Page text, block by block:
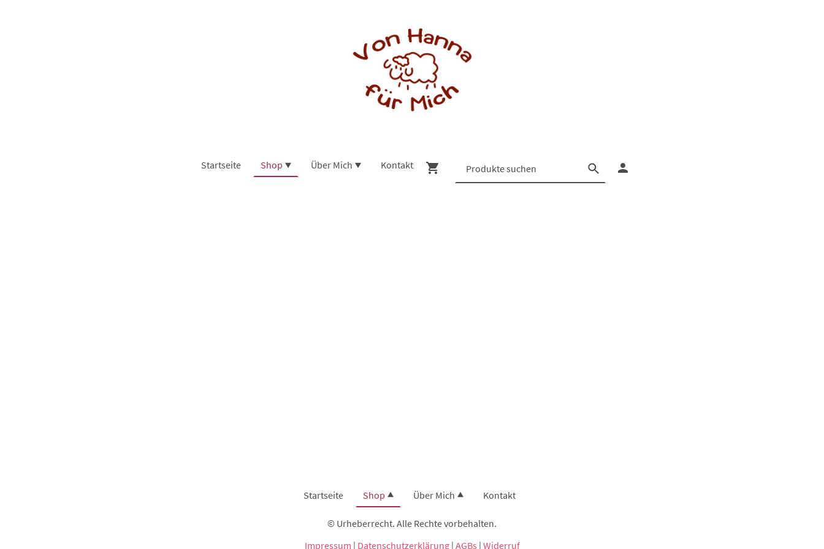
Startseite Shop Über Mich Kontakt
Startseite Shop Über Mich Kontakt
© Urheberrecht. Alle Rechte vorbehalten.
Impressum | Datenschutzerklärung| AGBs | Widerruf